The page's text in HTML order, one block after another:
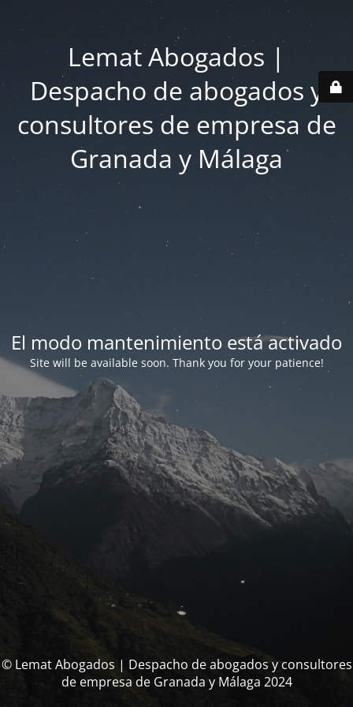
Lemat Abogados |
Despacho de abogados y
consultores de empresa de
Granada y Málaga
El modo mantenimiento está activado
Site will be available soon. Thank you for your patience!
© Lemat Abogados | Despacho de abogados y consultores
de empresa de Granada y Málaga 2024